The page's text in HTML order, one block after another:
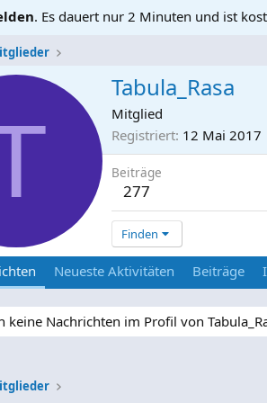
. Es dauert nur 2 Minuten und ist
Tabula_Rasa
Mitglied
Registriert 12 Mai 2017
Beiträge
277
Finden
Neueste Aktivitäten Beiträge
keine Nachrichten im Profil von